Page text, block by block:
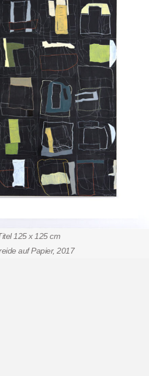
125 x 125 cm
auf Papier, 2017